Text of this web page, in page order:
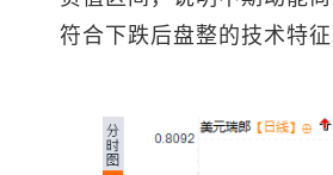
符合下跌后盘整的技术特征